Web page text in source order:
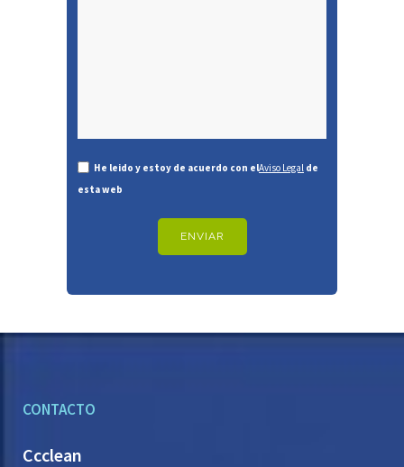
He leido y estoy de acuerdo con elAviso Legal de
esta web
CONTACTO
Ccclean